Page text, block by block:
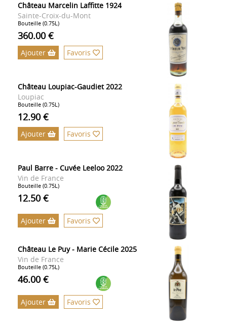
Château Marcelin Laffitte 1924
Sainte-Croix-du-Mont
Bouteille (0.75L)
360.00 €
Ajouter Favoris
Château Loupiac-Gaudiet 2022
Loupiac
Bouteille (0.75L)
12.90 €
Ajouter Favoris
Paul Barre - Cuvée Leeloo 2022
Vin de France
Bouteille (0.75L)
12.50 €
Ajouter Favoris
Château Le Puy - Marie Cécile 2025
Vin de France
Bouteille (0.75L)
46.00 €
Ajouter Favoris